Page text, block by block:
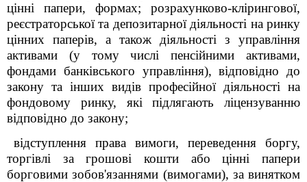
цінні папери, формах; розрахунково-клірингової,
реєстраторської та депозитарної діяльності на ринку
цінних паперів, а також діяльності з управління
активами (у тому числі пенсійними активами,
фондами банківського управління), відповідно до
закону та інших видів професійної діяльності на
фондовому ринку, які підлягають ліцензуванню
відповідно до закону;
відступлення права вимоги, переведення боргу,
торгівлі за грошові кошти або цінні папери
борговими зобов'язаннями (вимогами), за винятком